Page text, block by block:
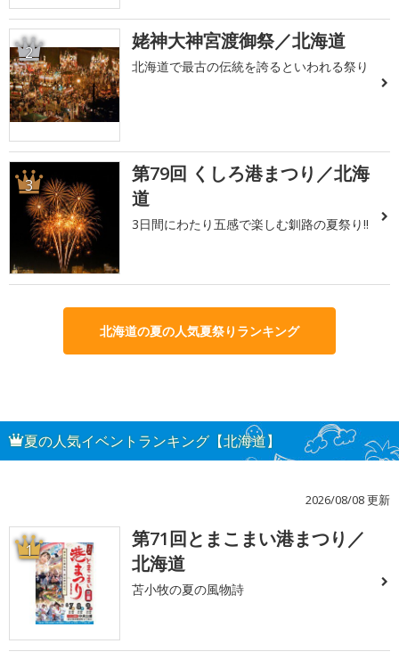
2 姥神大神宮渡御祭／北海道
北海道で最古の伝統を誇るといわれる祭り
3
第79回 くしろ港まつり／北海
道
3日間にわたり五感で楽しむ釧路の夏祭り!!
北海道の夏の人気夏祭りランキング
夏の人気イベントランキング【北海道】
2026/08/08 更新
1
第71回とまこまい港まつり／
北海道
苫小牧の夏の風物詩